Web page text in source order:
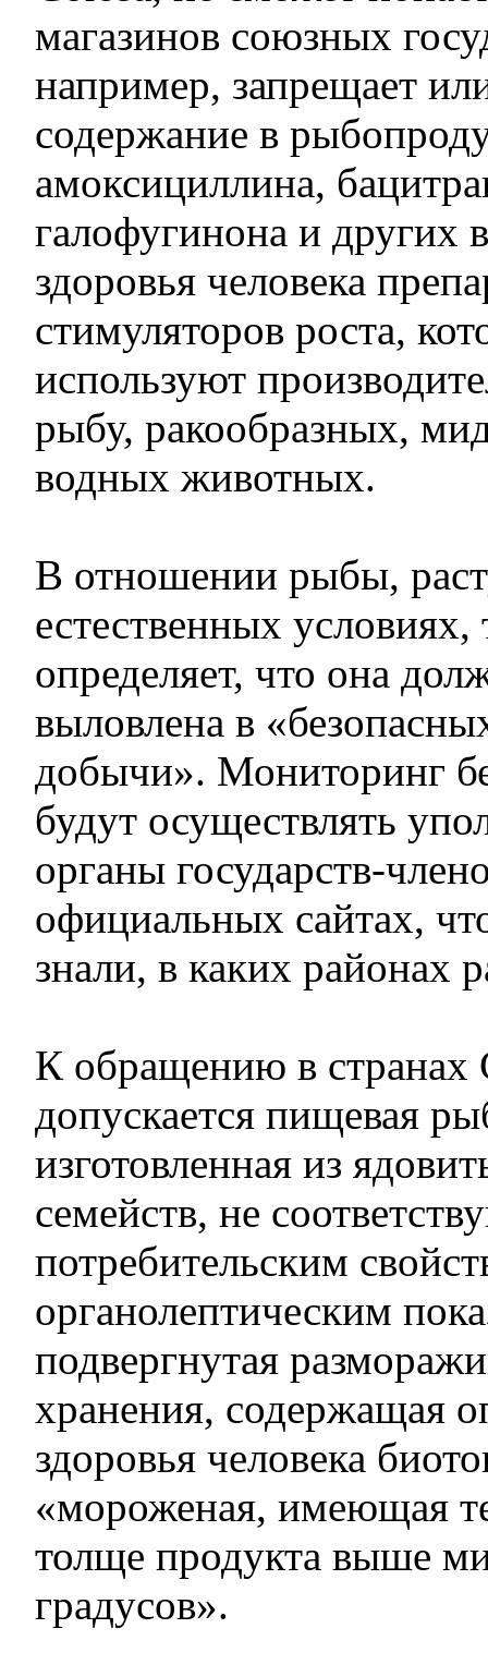
магазинов союзных
например, запрещает
содержание в
амоксициллина,
галофугинона и других
здоровья человека
стимуляторов роста,
используют
рыбу, ракообразных,
водных животных.
В отношении рыбы,
естественных условиях,
определяет, что она
выловлена в
добычи». Мониторинг
будут осуществлять
органы государств-
официальных сайтах,
знали, в каких районах
К обращению в странах
допускается пищевая
изготовленная из
семейств, не
потребительским
органолептическим
подвергнутая
хранения, содержащая
здоровья человека
«мороженая, имеющая
толще продукта выше
градусов».